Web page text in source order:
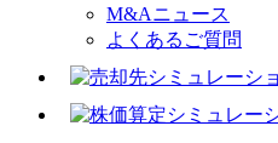
M&Aニュース
よくあるご質問